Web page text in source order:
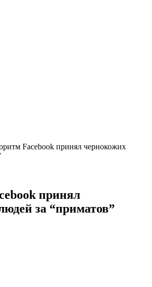
Facebook принял чернокожих
принял
за “приматов”